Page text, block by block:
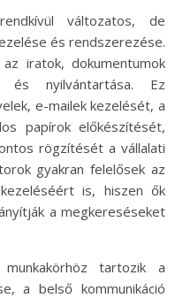
változatos, de
és rendszerezése.
iratok, dokumentumok
és nyilvántartása. Ez
e-mailek kezelését, a
papírok előkészítését,
rögzítését a vállalati
gyakran felelősek az
is, hiszen ők
a megkereséseket
tartozik a
a belső kommunikáció